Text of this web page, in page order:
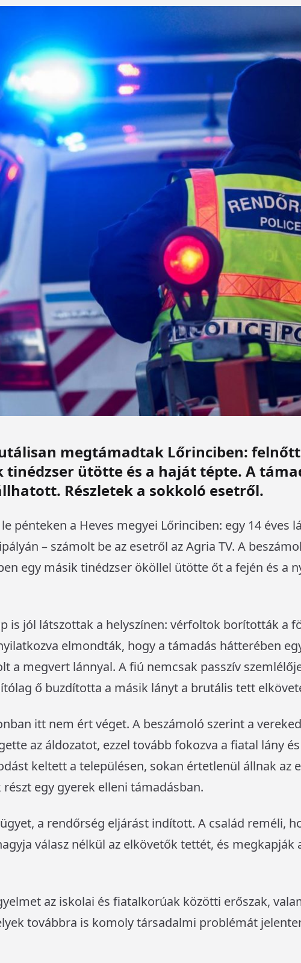
megtámadtak Lőrinciben:
tinédzser ütötte és a haját tépte. A
Részletek a sokkoló esetről.
pénteken a Heves megyei Lőrinciben: egy 14 éves
– számolt be az esetről az Agria TV. A
egy másik tinédzser ököllel ütötte őt a fején és a
is jól látszottak a helyszínen: vérfoltok borították a
elmondták, hogy a támadás hátterében
a megvert lánnyal. A fiú nemcsak passzív
ő buzdította a másik lányt a brutális tett
itt nem ért véget. A beszámoló szerint a
az áldozatot, ezzel tovább fokozva a fiatal lány
keltett a településen, sokan értetlenül állnak az
egy gyerek elleni támadásban.
a rendőrség eljárást indított. A család reméli,
válasz nélkül az elkövetők tettét, és megkapják
az iskolai és fiatalkorúak közötti erőszak,
továbbra is komoly társadalmi problémát